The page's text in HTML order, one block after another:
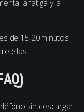
la fatiga y la
de 15‑20 minutos
ellas.
sin descargar